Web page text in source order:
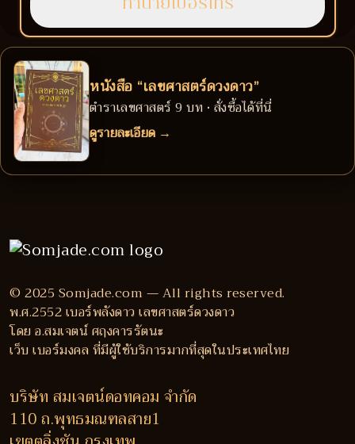
หนังสือ “เลขศาสตร์ดวงดาว”
ตำราเลขศาสตร์ 9 บท • สั่งซื้อได้ที่นี่
ดูรายละเอียด →
© 2025 Somjade.com — All rights reserved.
พ.ศ.2552 เบอร์พลังดาว เลขศาสตร์ดวงดาว
โดย อ.สมเจตน์ ศฤงคารรัตนะ
เว็บ เบอร์มงคล ที่มีผู้ใช้บริการมากที่สุดในประเทศไทย
บริษัท สมเจตน์ดอทคอม จำกัด
110 ถ.พุทธมณฑลสาย1